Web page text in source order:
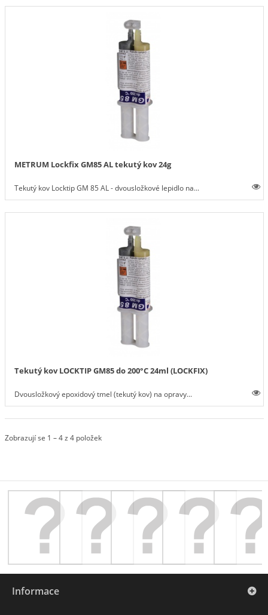
METRUM Lockfix GM85 AL tekutý kov 24g
Tekutý kov Locktip GM 85 AL - dvousložkové lepidlo na...
Tekutý kov LOCKTIP GM85 do 200°C 24ml (LOCKFIX)
Dvousložkový epoxidový tmel (tekutý kov) na opravy...
Zobrazují se 1 – 4 z 4 položek
Informace